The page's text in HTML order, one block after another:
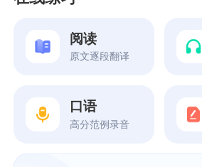
阅读
原文逐段翻译
口语
高分范例录音